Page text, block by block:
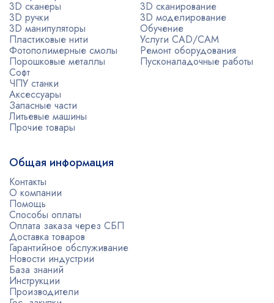
3D сканеры
3D ручки
3D манипуляторы
Пластиковые нити
Фотополимерные смолы
Порошковые металлы
Софт
ЧПУ станки
Аксессуары
Запасные части
Литьевые машины
Прочие товары
3D сканирование
3D моделирование
Обучение
Услуги CAD/CAM
Ремонт оборудования
Пусконаладочные работы
Общая информация
Контакты
О компании
Помощь
Способы оплаты
Оплата заказа через СБП
Доставка товаров
Гарантийное обслуживание
Новости индустрии
База знаний
Инструкции
Производители